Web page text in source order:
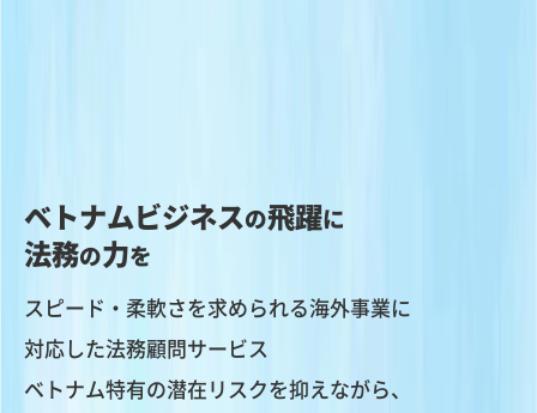
ベトナムビジネスの飛躍に
法務の力を
スピード・柔軟さを求められる海外事業に
対応した法務顧問サービス
ベトナム特有の潜在リスクを抑えながら、